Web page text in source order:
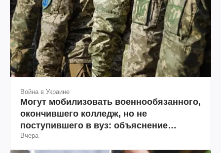
Война в Украине
Могут мобилизовать военнообязанного,
окончившего колледж, но не
поступившего в вуз: объяснение
юриста
Вчера